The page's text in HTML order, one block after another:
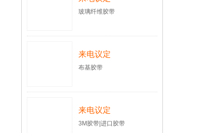
玻璃纤维胶带
来电议定
布基胶带
来电议定
3M胶带|进口胶带